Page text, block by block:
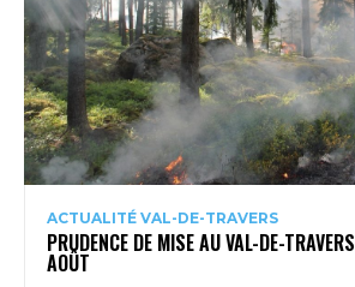
ACTUALITÉ VAL-DE-TRAVERS
PRUDENCE DE MISE AU VAL-DE-
AOÛT